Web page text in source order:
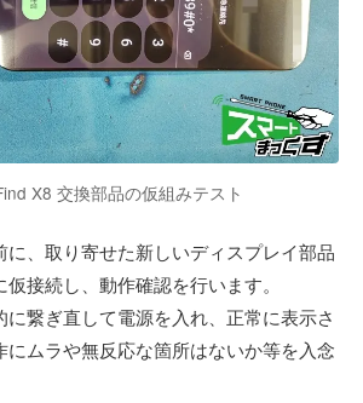
X8 交換部品の仮組みテスト
に、取り寄せた新しいディスプレイ部品
接続し、動作確認を行います。
繋ぎ直して電源を入れ、正常に表示さ
にムラや無反応な箇所はないか等を入念